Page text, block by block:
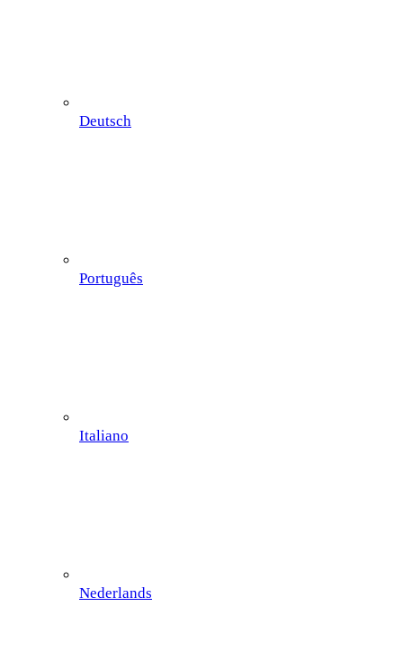
Deutsch
Português
Italiano
Nederlands